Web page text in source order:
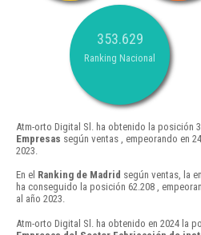
353.629
Ranking Nacional
Atm-orto Digital Sl. ha obtenido la posición
Empresas según ventas , empeorando en
2023.
En el Ranking de Madrid según ventas, la
ha conseguido la posición 62.208 ,
al año 2023.
Atm-orto Digital Sl. ha obtenido en 2024 la